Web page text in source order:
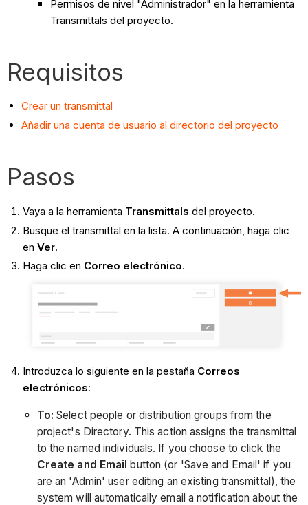
Permisos de nivel "Administrador" en la herramienta
Transmittals del proyecto.
Requisitos
Crear un transmittal
Añadir una cuenta de usuario al directorio del proyecto
Pasos
Vaya a la herramienta Transmittals del proyecto.
Busque el transmittal en la lista. A continuación, haga clic
en Ver.
Haga clic en Correo electrónico.
Introduzca lo siguiente en la pestaña Correos
electrónicos:
To: Select people or distribution groups from the
project's Directory. This action assigns the transmittal
to the named individuals. If you choose to click the
Create and Email button (or 'Save and Email' if you
are an 'Admin' user editing an existing transmittal), the
system will automatically email a notification about the